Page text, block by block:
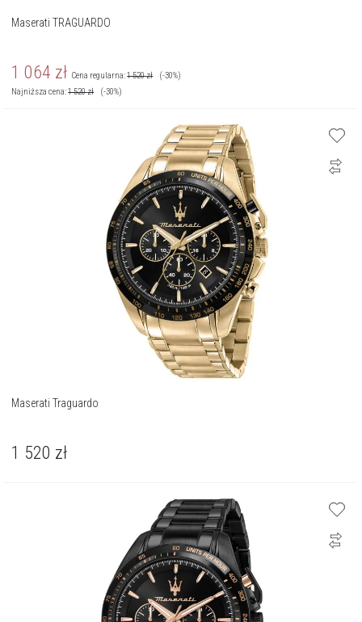
Maserati TRAGUARDO
1 064 zł Cena regularna:1 520zł
(-30%)
Najniższa cena:1 520zł (-30%)
Maserati Traguardo
1 520 zł